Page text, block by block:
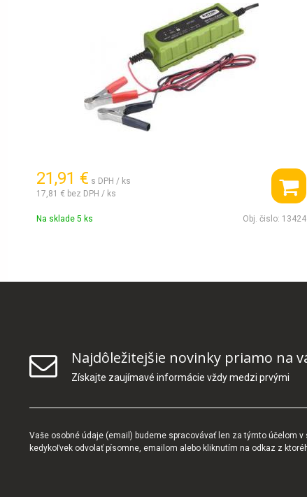
21,91 € s DPH / ks
17,81 € bez DPH / ks
Na sklade 5 ks Obj. čislo: 13424
Najdôležitejšie novinky priamo na
Získajte zaujímavé informácie vždy medzi prvými
Vaše osobné údaje (email) budeme spracovávať len za týmto účelom
kedykoľvek odvolať písomne, emailom alebo kliknutím na odkaz z